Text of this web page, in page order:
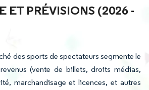
ET PRÉVISIONS (2026 -
des sports de spectateurs segmente le
(vente de billets, droits médias,
marchandisage et licences, et autres